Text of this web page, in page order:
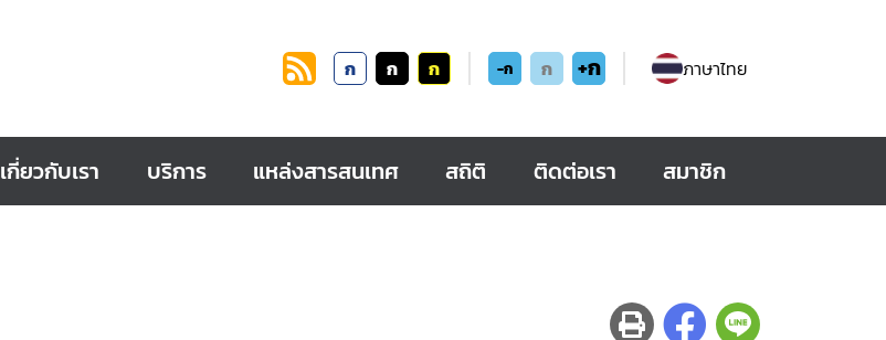
ก ก ก -ก ก +ก ภาษาไทย
เกี่ยวกับเรา บริการ แหล่งสารสนเทศ สถิติ ติดต่อเรา สมาชิก